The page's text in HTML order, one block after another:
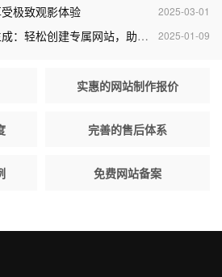
2025-03-01
极致观影体验
2025-01-09
建专属网站，助力个人与企业腾飞
实惠的网站制作报价
完善的售后体系
免费网站备案